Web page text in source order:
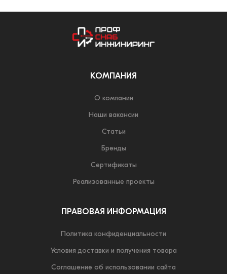
КОМПАНИЯ
О компании
Наши вакансии
Статьи
Бренды
Сертификаты
Реализованные проекты
ПРАВОВАЯ ИНФОРМАЦИЯ
Политика конфиденциальности
Условия доставки и получения товара
Соглашение об использовании сайта